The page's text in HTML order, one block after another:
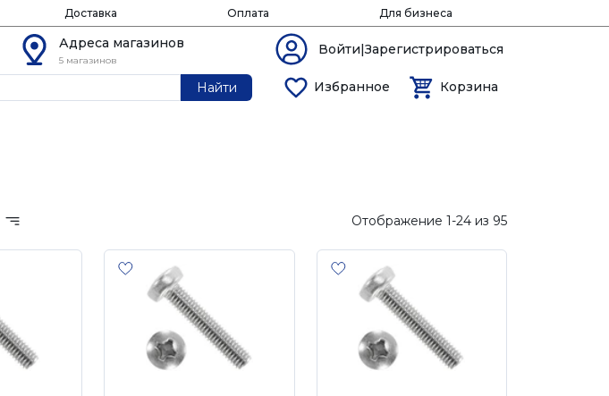
Доставка Оплата Для бизнеса
Адреса магазинов
5 магазинов
Войти|Зарегистрироваться
Найти Избранное Корзина
Отображение 1-24 из 95